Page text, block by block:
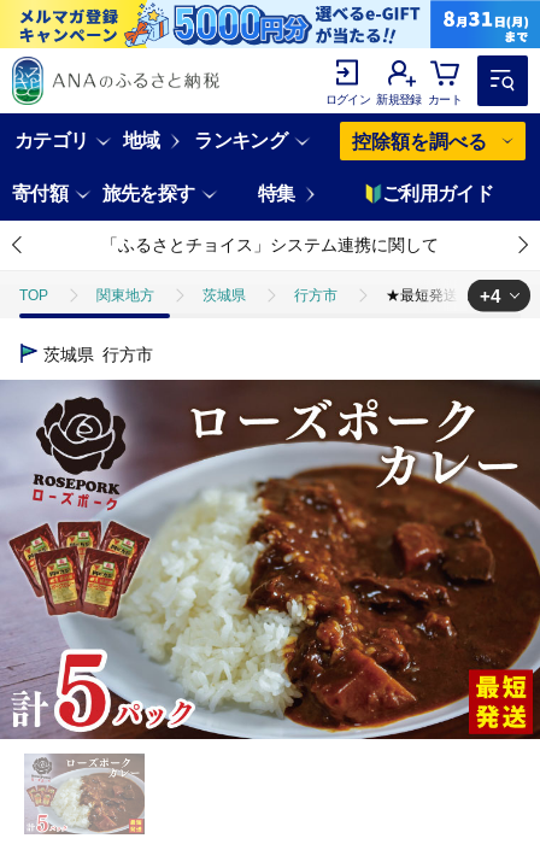
ログイン 新規登録 カート
カテゴリ 地域 ランキング 控除額を調べる
寄付額 旅先を探す 特集 ご利用ガイド
「ふるさとチョイス」システム連携に関して
TOP 関東地方 茨城県 行方市 ★最短発送★【ローズ
TOP
★最短発送★【ローズポーク】カレー3袋｜カレー
TOP 加工食品 惣菜・レトルト ★最短発送★【ローズポーク
TOP 加工食品 惣菜・レトルト カレー ★最短発送★【
+4
茨城県 行方市